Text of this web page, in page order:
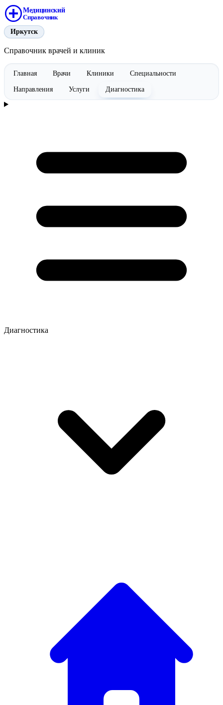
Медицинский
Справочник
Иркутск
Справочник врачей и клиник
Главная Врачи Клиники Специальности
Направления Услуги Диагностика
Диагностика